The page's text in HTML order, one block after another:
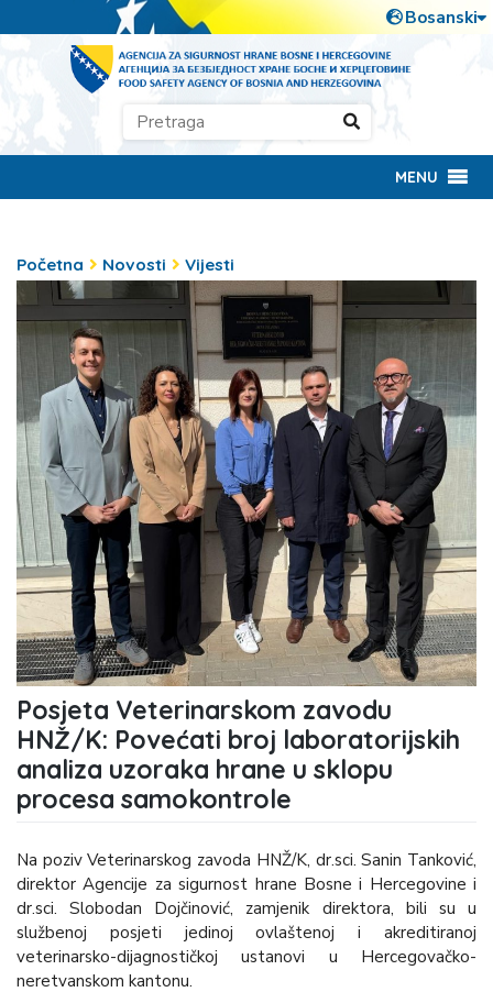
MENU
Početna Novosti Vijesti
Posjeta Veterinarskom zavodu
HNŽ/K: Povećati broj laboratorijskih
analiza uzoraka hrane u sklopu
procesa samokontrole
Na poziv Veterinarskog zavoda HNŽ/K, dr.sci. Sanin Tanković,
direktor Agencije za sigurnost hrane Bosne i Hercegovine i
dr.sci. Slobodan Dojčinović, zamjenik direktora, bili su u
službenoj posjeti jedinoj ovlaštenoj i akreditiranoj
veterinarsko-dijagnostičkoj ustanovi u Hercegovačko-
neretvanskom kantonu.